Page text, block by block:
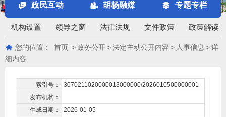
政民互动
胡杨融媒 专题专栏
机构设置 领导之窗 法律法规 文件政策 政策解读
您的位置： 首页 >政务公开>法定主动公开内容 > 人事信息 >详
细内容
索引号：
3070211020000013000000/2026010500000001
发布机构：
生成日期：
2026-01-05